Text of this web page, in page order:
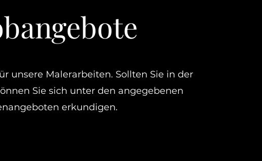
unsere Malerarbeiten. Sollten Sie in der
Sie sich unter den angegebenen
erkundigen.